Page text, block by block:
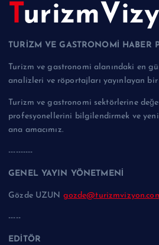
TURİZM VE GASTRONOMİ HABER
Turizm ve gastronomi alanındaki en
analizleri ve röportajları yayınlayan
Turizm ve gastronomi sektörlerine
profesyonellerini bilgilendirmek ve
ana amacımız.
----------
GENEL YAYIN YÖNETMENİ
Gözde UZUN
-----
EDİTÖR